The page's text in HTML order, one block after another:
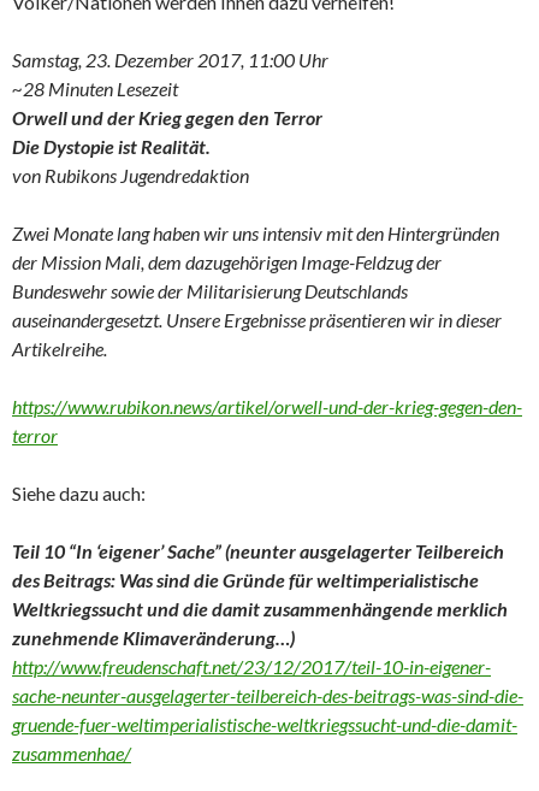
Samstag, 23. Dezember 2017, 11:00 Uhr
~28 Minuten Lesezeit
Orwell und der Krieg gegen den Terror
Die Dystopie ist Realität.
von Rubikons Jugendredaktion
Zwei Monate lang haben wir uns intensiv mit den Hintergründen
der Mission Mali, dem dazugehörigen Image-Feldzug der
Bundeswehr sowie der Militarisierung Deutschlands
auseinandergesetzt. Unsere Ergebnisse präsentieren wir in dieser
Artikelreihe.
https://www.rubikon.news/artikel/orwell-und-der-krieg-gegen-den-
terror
Siehe dazu auch:
Teil 10 “In ‘eigener’ Sache” (neunter ausgelagerter Teilbereich
des Beitrags: Was sind die Gründe für weltimperialistische
Weltkriegssucht und die damit zusammenhängende merklich
zunehmende Klimaveränderung…)
http://www.freudenschaft.net/23/12/2017/teil-10-in-eigener-
sache-neunter-ausgelagerter-teilbereich-des-beitrags-was-sind-die-
gruende-fuer-weltimperialistische-weltkriegssucht-und-die-damit-
zusammenhae/